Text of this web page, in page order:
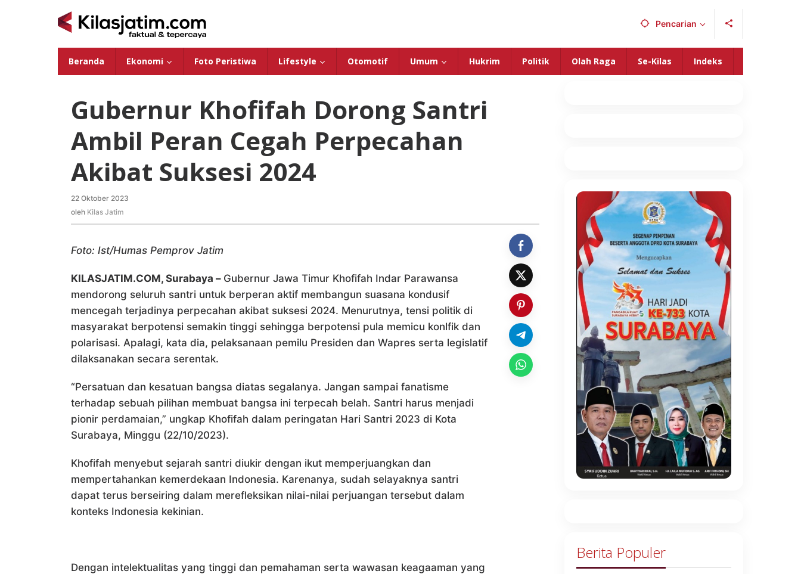
Pencarian
Beranda Ekonomi Foto Peristiwa Lifestyle Otomotif Umum Hukrim Politik Olah Raga Se-Kilas Indeks
Gubernur Khofifah Dorong Santri
Ambil Peran Cegah Perpecahan
Akibat Suksesi 2024
22 Oktober 2023
oleh Kilas Jatim
Foto: Ist/Humas Pemprov Jatim
KILASJATIM.COM, Surabaya – Gubernur Jawa Timur Khofifah Indar Parawansa
mendorong seluruh santri untuk berperan aktif membangun suasana kondusif
mencegah terjadinya perpecahan akibat suksesi 2024. Menurutnya, tensi politik di
masyarakat berpotensi semakin tinggi sehingga berpotensi pula memicu konlfik dan
polarisasi. Apalagi, kata dia, pelaksanaan pemilu Presiden dan Wapres serta legislatif
dilaksanakan secara serentak.
“Persatuan dan kesatuan bangsa diatas segalanya. Jangan sampai fanatisme
terhadap sebuah pilihan membuat bangsa ini terpecah belah. Santri harus menjadi
pionir perdamaian,” ungkap Khofifah dalam peringatan Hari Santri 2023 di Kota
Surabaya, Minggu (22/10/2023).
Khofifah menyebut sejarah santri diukir dengan ikut memperjuangkan dan
mempertahankan kemerdekaan Indonesia. Karenanya, sudah selayaknya santri
dapat terus berseiring dalam merefleksikan nilai-nilai perjuangan tersebut dalam
konteks Indonesia kekinian.
Dengan intelektualitas yang tinggi dan pemahaman serta wawasan keagaaman yang
Berita Populer